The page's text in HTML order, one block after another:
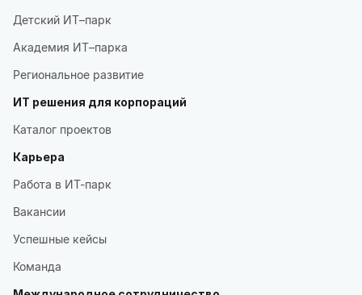
Детский ИТ–парк
Академия ИТ–парка
Региональное развитие
ИТ решения для корпораций
Каталог проектов
Карьера
Работа в ИТ-парк
Вакансии
Успешные кейсы
Команда